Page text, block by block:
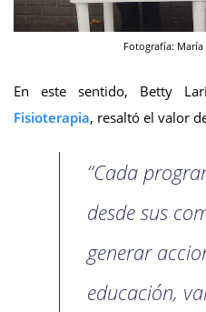
Fotografía: María
En este sentido, Betty
Fisioterapia, resaltó el valor
“Cada
desde sus
generar
educación,